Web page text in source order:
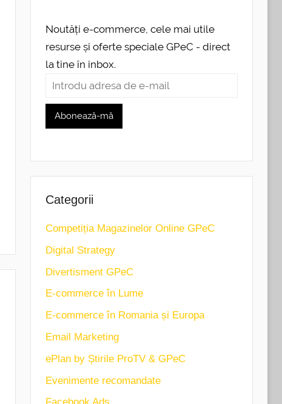
Noutăți e-commerce, cele mai utile
resurse și oferte speciale GPeC - direct
la tine în inbox.
Categorii
Competiția Magazinelor Online GPeC
Digital Strategy
Divertisment GPeC
E-commerce în Lume
E-commerce în Romania și Europa
Email Marketing
ePlan by Știrile ProTV & GPeC
Evenimente recomandate